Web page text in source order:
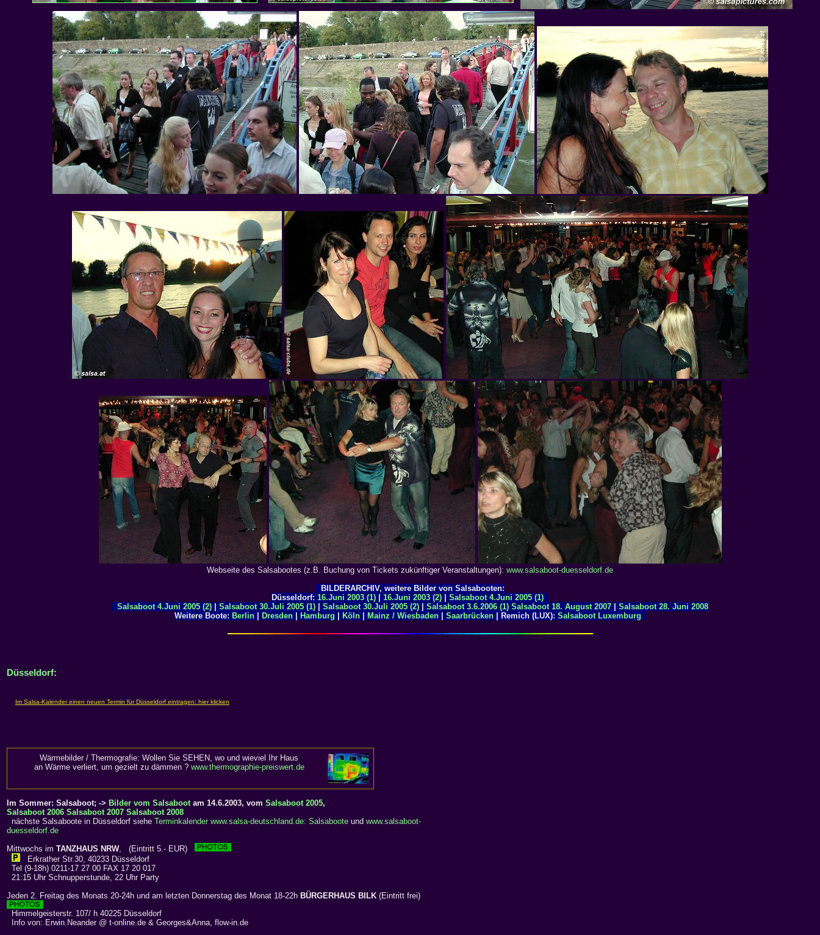
Webseite des Salsabootes (z.B. Buchung von Tickets zukünftiger Veranstaltungen): www.salsaboot-duesseldorf.de
BILDERARCHIV, weitere Bilder von Salsabooten:
Düsseldorf: 16.Juni 2003 (1) | 16.Juni 2003 (2) | Salsaboot 4.Juni 2005 (1)
Salsaboot 4.Juni 2005 (2)| Salsaboot 30.Juli 2005 (1)| Salsaboot 30.Juli 2005 (2)| Salsaboot 3.6.2006 (1) Salsaboot 18. August 2007 | Salsaboot 28. Juni 2008
Weitere Boote: Berlin| Dresden| Hamburg | Köln| Mainz / Wiesbaden| Saarbrücken| Remich (LUX): Salsaboot Luxemburg
Düsseldorf:
Wärmebilder / Thermografie: Wollen Sie SEHEN, wo und wieviel Ihr Haus
an Wärme verliert, um gezielt zu dämmen ? www.thermographie-preiswert.de
Im Sommer: Salsaboot; -> Bilder vom Salsabootam 14.6.2003, vom Salsaboot 2005,
Salsaboot 2006 Salsaboot 2007 Salsaboot 2008
nächste Salsaboote in Düsseldorf siehe Terminkalender www.salsa-deutschland.de: Salsaboote und www.salsaboot-
duesseldorf.de
Mittwochs im TANZHAUS NRW, (Eintritt 5.- EUR)
Erkrather Str.30, 40233 Düsseldorf
Tel (9-18h) 0211-17 27 00 FAX 17 20 017
21:15 Uhr Schnupperstunde, 22 Uhr Party
Jeden 2. Freitag des Monats 20-24h und am letzten Donnerstag des Monat 18-22h BÜRGERHAUS BILK (Eintritt frei)
Himmelgeisterstr. 107/ h 40225 Düsseldorf
Info von: Erwin.Neander @ t-online.de & Georges&Anna, flow-in.de